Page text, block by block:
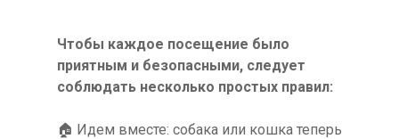
Чтобы каждое посещение было
приятным и безопасными, следует
соблюдать несколько простых правил:
🏠 Идем вместе: собака или кошка теперь